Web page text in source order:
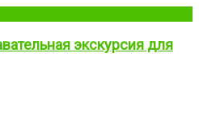
экскурсия для